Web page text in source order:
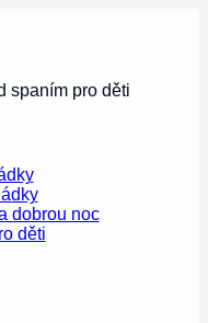
spaním pro děti
dobrou noc
děti